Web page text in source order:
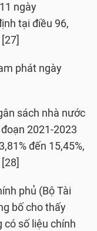
ngày
tại điều 96,
phát ngày
sách nhà nước
2021-2023
đến 15,45%,
phủ (Bộ Tài
bố cho thấy
có số liệu chính